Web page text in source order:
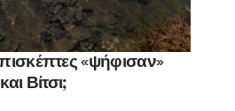
επισκέπτες «ψήφισαν»
Βίτσι;